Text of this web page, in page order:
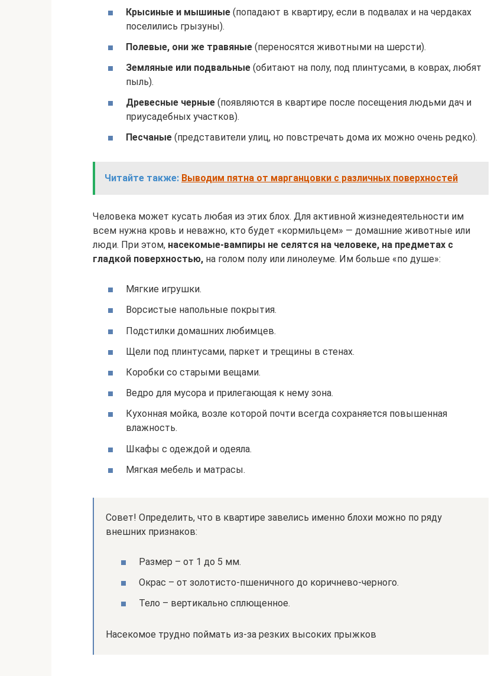
Крысиные и мышиные (попадают в квартиру, если в подвалах и на чердаках
поселились грызуны).
Полевые, они же травяные (переносятся животными на шерсти).
Земляные или подвальные (обитают на полу, под плинтусами, в коврах, любят
пыль).
Древесные черные (появляются в квартире после посещения людьми дач и
приусадебных участков).
Песчаные (представители улиц, но повстречать дома их можно очень редко).
Читайте также: Выводим пятна от марганцовки с различных поверхностей
Человека может кусать любая из этих блох. Для активной жизнедеятельности им
всем нужна кровь и неважно, кто будет «кормильцем» — домашние животные или
люди. При этом, насекомые-вампиры не селятся на человеке, на предметах с
гладкой поверхностью, на голом полу или линолеуме. Им больше «по душе»:
Мягкие игрушки.
Ворсистые напольные покрытия.
Подстилки домашних любимцев.
Щели под плинтусами, паркет и трещины в стенах.
Коробки со старыми вещами.
Ведро для мусора и прилегающая к нему зона.
Кухонная мойка, возле которой почти всегда сохраняется повышенная
влажность.
Шкафы с одеждой и одеяла.
Мягкая мебель и матрасы.
Совет! Определить, что в квартире завелись именно блохи можно по ряду
внешних признаков:
Размер – от 1 до 5 мм.
Окрас – от золотисто-пшеничного до коричнево-черного.
Тело – вертикально сплющенное.
Насекомое трудно поймать из-за резких высоких прыжков